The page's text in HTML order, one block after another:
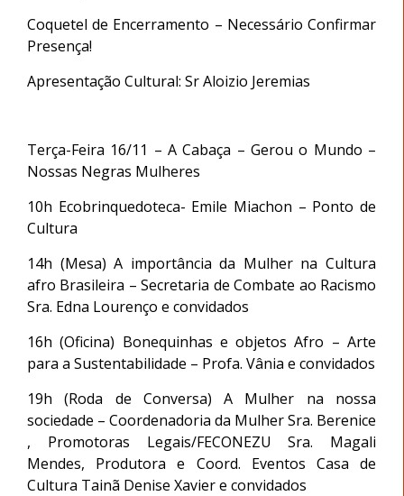
Coquetel de Encerramento – Necessário Confirmar
Presença!
Apresentação Cultural: Sr Aloizio Jeremias
Terça-Feira 16/11 – A Cabaça – Gerou o Mundo –
Nossas Negras Mulheres
10h Ecobrinquedoteca- Emile Miachon – Ponto de
Cultura
14h (Mesa) A importância da Mulher na Cultura
afro Brasileira – Secretaria de Combate ao Racismo
Sra. Edna Lourenço e convidados
16h (Oficina) Bonequinhas e objetos Afro – Arte
para a Sustentabilidade – Profa. Vânia e convidados
19h (Roda de Conversa) A Mulher na nossa
sociedade – Coordenadoria da Mulher Sra. Berenice
, Promotoras Legais/FECONEZU Sra. Magali
Mendes, Produtora e Coord. Eventos Casa de
Cultura Tainã Denise Xavier e convidados